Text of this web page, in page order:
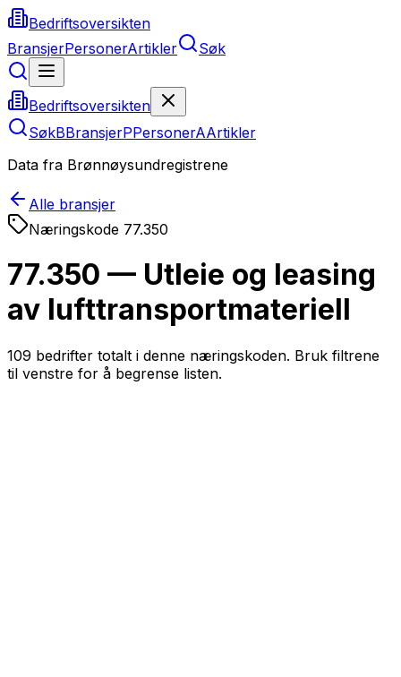
Bedriftsoversikten
BransjerPersonerArtikler Søk
Bedriftsoversikten
SøkBBransjerPPersonerAArtikler
Data fra Brønnøysundregistrene
Alle bransjer
Næringskode 77.350
77.350 — Utleie og leasing
av lufttransportmateriell
109 bedrifter totalt i denne næringskoden. Bruk filtrene
til venstre for å begrense listen.